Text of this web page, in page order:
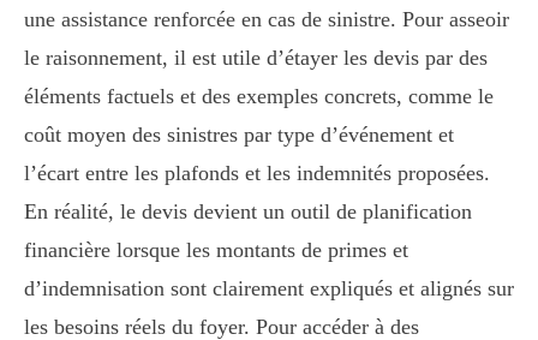
une assistance renforcée en cas de sinistre. Pour asseoir
le raisonnement, il est utile d’étayer les devis par des
éléments factuels et des exemples concrets, comme le
coût moyen des sinistres par type d’événement et
l’écart entre les plafonds et les indemnités proposées.
En réalité, le devis devient un outil de planification
financière lorsque les montants de primes et
d’indemnisation sont clairement expliqués et alignés sur
les besoins réels du foyer. Pour accéder à des